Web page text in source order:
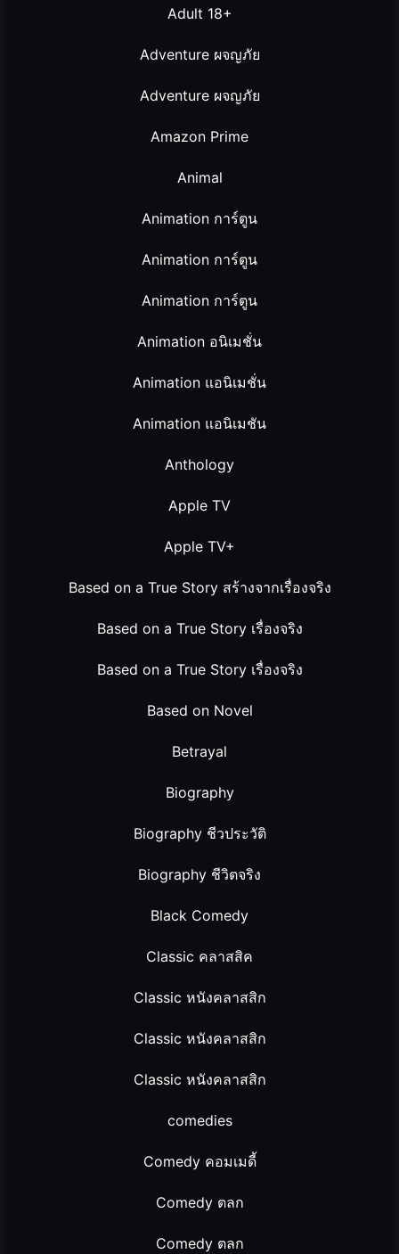
Adult 18+
Adventure ผจญภัย
Adventure ผจญภัย
Amazon Prime
Animal
Animation การ์ตูน
Animation การ์ตูน
Animation การ์ตูน
Animation อนิเมชั่น
Animation แอนิเมชั่น
Animation แอนิเมชัน
Anthology
Apple TV
Apple TV+
Based on a True Story สร้างจากเรื่องจริง
Based on a True Story เรื่องจริง
Based on a True Story เรื่องจริง
Based on Novel
Betrayal
Biography
Biography ชีวประวัติ
Biography ชีวิตจริง
Black Comedy
Classic คลาสสิค
Classic หนังคลาสสิก
Classic หนังคลาสสิก
Classic หนังคลาสสิก
comedies
Comedy คอมเมดี้
Comedy ตลก
Comedy ตลก